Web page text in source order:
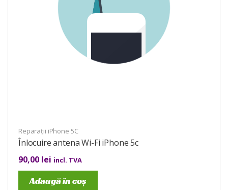
Reparații iPhone 5C
Înlocuire antena Wi-Fi iPhone 5c
90,00 lei incl. TVA
Adaugă în coș